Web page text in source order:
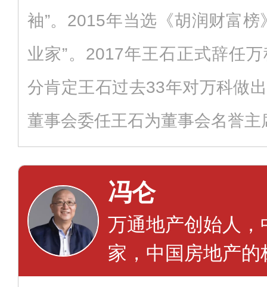
袖”。2015年当选《胡润财富榜
业家”。2017年王石正式辞任
分肯定王石过去33年对万科做
董事会委任王石为董事会名誉主
冯仑
万通地产创始人
家，中国房地产